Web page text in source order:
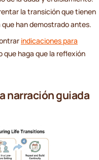
la transición que tienen
han demostrado antes.
indicaciones para
que haga que la reflexión
narración guiada